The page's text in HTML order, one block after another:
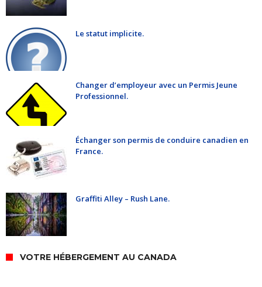
Le statut implicite.
Changer d’employeur avec un Permis Jeune
Professionnel.
Échanger son permis de conduire canadien en
France.
Graffiti Alley – Rush Lane.
VOTRE HÉBERGEMENT AU CANADA